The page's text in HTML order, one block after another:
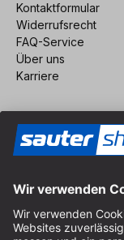
Kontaktformular
Widerrufsrecht
FAQ-Service
Über uns
Karriere
Impressum